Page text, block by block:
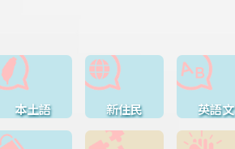
本土語 新住民 英語文